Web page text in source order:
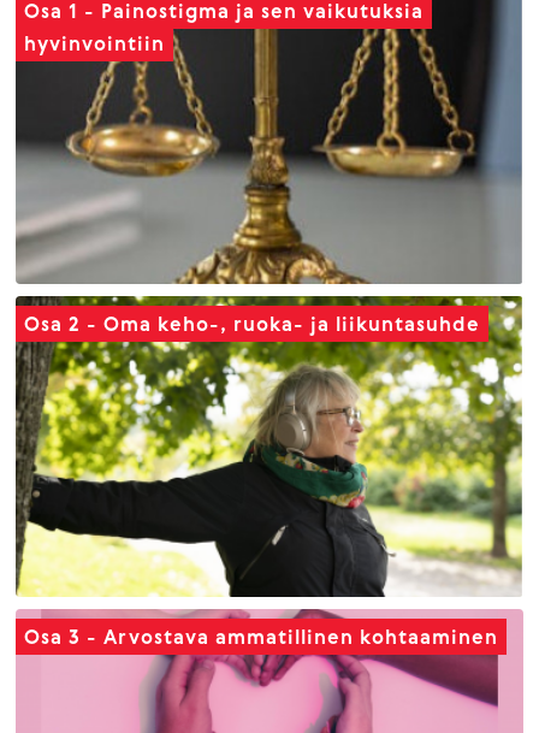
Osa 1 - Painostigma ja sen vaikutuksia
hyvinvointiin
Osa 2 - Oma keho-, ruoka- ja liikuntasuhde
Osa 3 - Arvostava ammatillinen kohtaaminen